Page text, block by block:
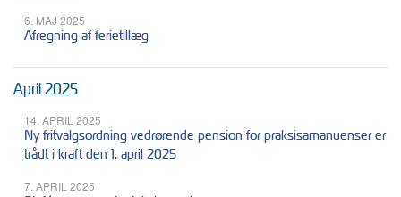
6. MAJ 2025
Afregning af ferietillæg
April 2025
14. APRIL 2025
Ny fritvalgsordning vedrørende pension for praksisamanuenser er
trådt i kraft den 1. april 2025
7. APRIL 2025